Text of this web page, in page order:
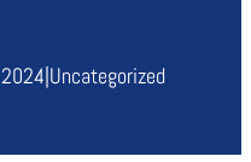
|Uncategorized